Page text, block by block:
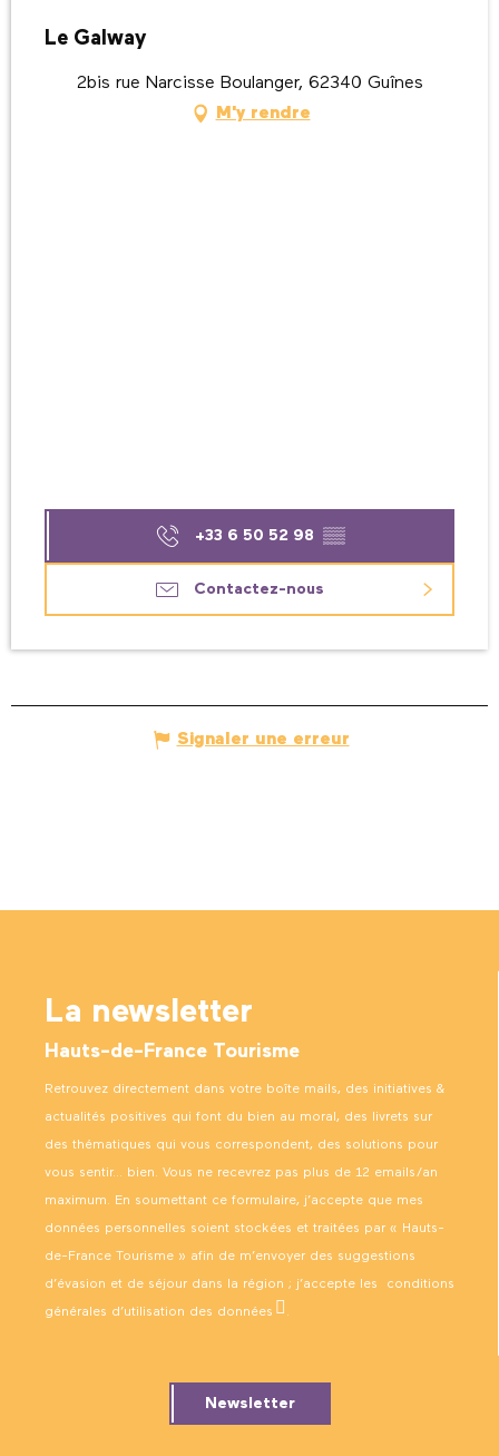
Le Galway
2bis rue Narcisse Boulanger, 62340 Guînes
M'y rendre
+33 6 50 52 98 ▒▒
Contactez-nous
Signaler une erreur
La newsletter
Hauts-de-France Tourisme
Retrouvez directement dans votre boîte mails, des initiatives &
actualités positives qui font du bien au moral, des livrets sur
des thématiques qui vous correspondent, des solutions pour
vous sentir… bien. Vous ne recevrez pas plus de 12 emails/an
maximum. En soumettant ce formulaire, j’accepte que mes
données personnelles soient stockées et traitées par « Hauts-
de-France Tourisme » afin de m’envoyer des suggestions
d’évasion et de séjour dans la région ; j’accepte les conditions
générales d’utilisation des données .
Newsletter